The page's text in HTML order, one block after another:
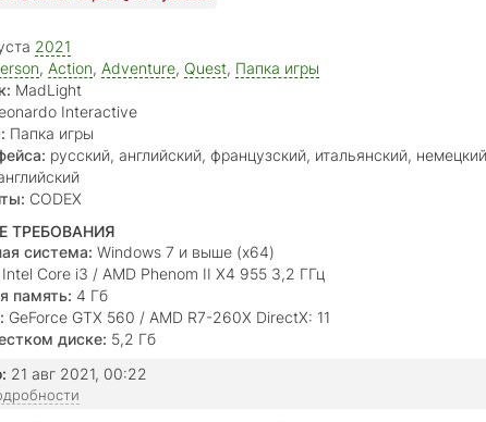
2021
, Action, Adventure, Quest, Папка игры
MadLight
Interactive
Папка игры
русский, английский, французский, итальянский,
португальский, китайский (упр.)
CODEX
ТРЕБОВАНИЯ
система: Windows 7 и выше (х64)
Intel Core i3 / AMD Phenom II X4 955 3,2 ГГц
память: 4 Гб
GeForce GTX 560 / AMD R7-260X DirectX: 11
диске: 5,2 Гб
21 авг 2021, 00:22